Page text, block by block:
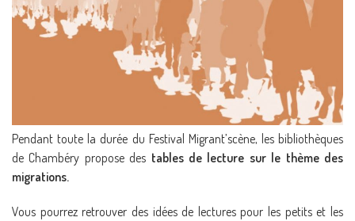
Pendant toute la durée du Festival Migrant’scène, les bibliothèques
de Chambéry propose des tables de lecture sur le thème des
migrations.
Vous pourrez retrouver des idées de lectures pour les petits et les